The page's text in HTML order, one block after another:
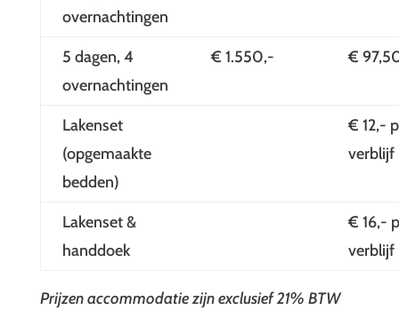
overnachtingen
5 dagen, 4
overnachtingen
€ 1.550,- €
Lakenset
(opgemaakte
bedden)
€ 12,-
verblijf
Lakenset &
handdoek
€ 16,-
verblijf
Prijzen accommodatie zijn exclusief 21% BTW